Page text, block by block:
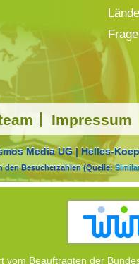
Impressum
Media UG | Helles-
den Besucherzahlen (Quelle:
vom Beauftragten der